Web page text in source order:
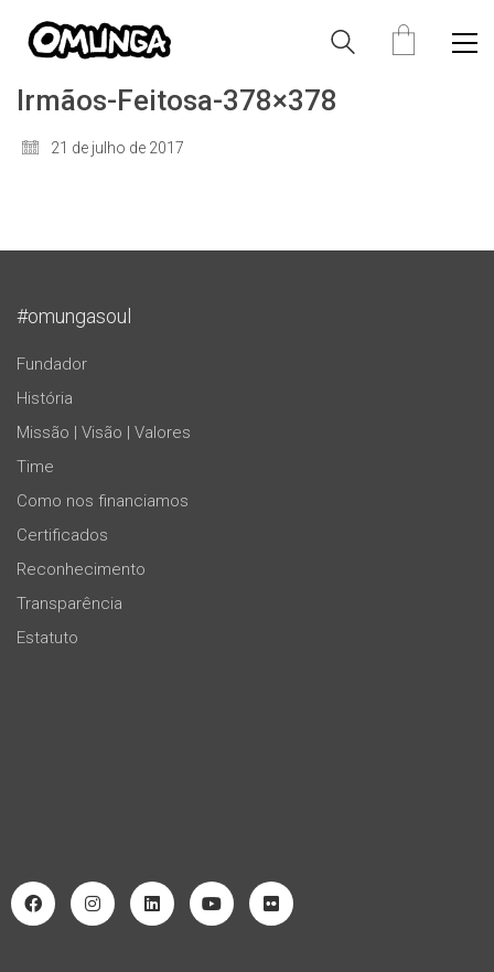
Irmãos-Feitosa-378×378
21 de julho de 2017
#omungasoul
Fundador
História
Missão | Visão | Valores
Time
Como nos financiamos
Certificados
Reconhecimento
Transparência
Estatuto